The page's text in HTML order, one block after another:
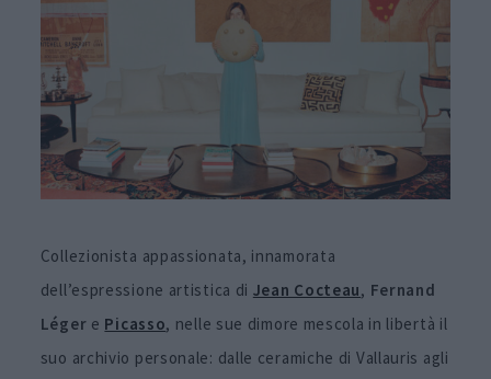
Collezionista appassionata, innamorata
dell’espressione artistica di Jean Cocteau, Fernand
Léger e Picasso, nelle sue dimore mescola in libertà il
suo archivio personale: dalle ceramiche di Vallauris agli